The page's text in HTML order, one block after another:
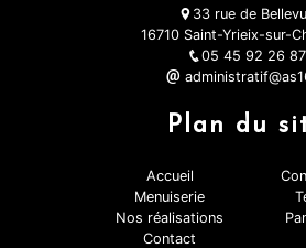
33 rue de
16710 Saint-Yrieix-sur-
05 45 92 26 87
Plan du
Accueil
Menuiserie
Nos réalisations
Contact